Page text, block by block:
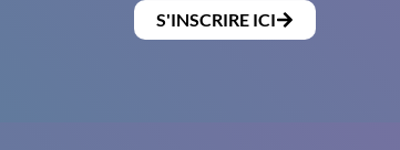
S'INSCRIRE ICI